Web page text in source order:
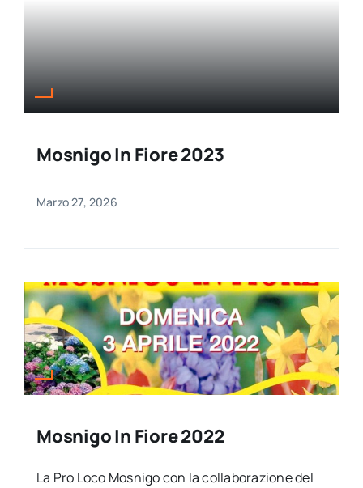
Mosnigo In Fiore 2023
Marzo 27, 2026
Mosnigo In Fiore 2022
La Pro Loco Mosnigo con la collaborazione del